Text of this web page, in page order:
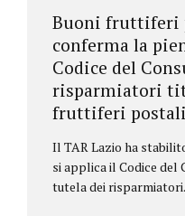
Buoni fruttiferi
conferma la
Codice del
risparmiatori
fruttiferi
Il TAR Lazio ha
si applica il Codice del
tutela dei